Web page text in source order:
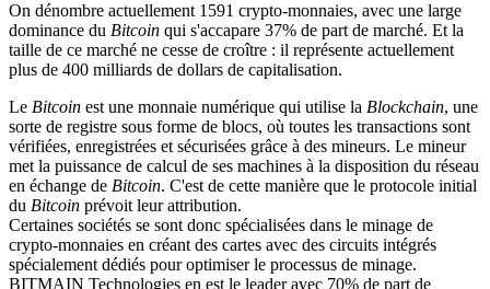
On dénombre actuellement 1591 crypto-monnaies, avec une large
dominance du Bitcoin qui s'accapare 37% de part de marché. Et la
taille de ce marché ne cesse de croître : il représente actuellement
plus de 400 milliards de dollars de capitalisation.
Le Bitcoin est une monnaie numérique qui utilise la Blockchain, une
sorte de registre sous forme de blocs, où toutes les transactions sont
vérifiées, enregistrées et sécurisées grâce à des mineurs. Le mineur
met la puissance de calcul de ses machines à la disposition du réseau
en échange de Bitcoin. C'est de cette manière que le protocole initial
du Bitcoin prévoit leur attribution.
Certaines sociétés se sont donc spécialisées dans le minage de
crypto-monnaies en créant des cartes avec des circuits intégrés
spécialement dédiés pour optimiser le processus de minage.
BITMAIN Technologies en est le leader avec 70% de part de